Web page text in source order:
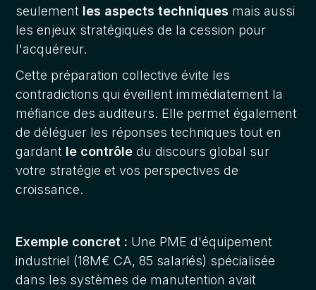
seulement les aspects techniques mais aussi
les enjeux stratégiques de la cession pour
l'acquéreur.
Cette préparation collective évite les
contradictions qui éveillent immédiatement la
méfiance des auditeurs. Elle permet également
de déléguer les réponses techniques tout en
gardant le contrôle du discours global sur
votre stratégie et vos perspectives de
croissance.
Exemple concret : Une PME d'équipement
industriel (18M€ CA, 85 salariés) spécialisée
dans les systèmes de manutention avait